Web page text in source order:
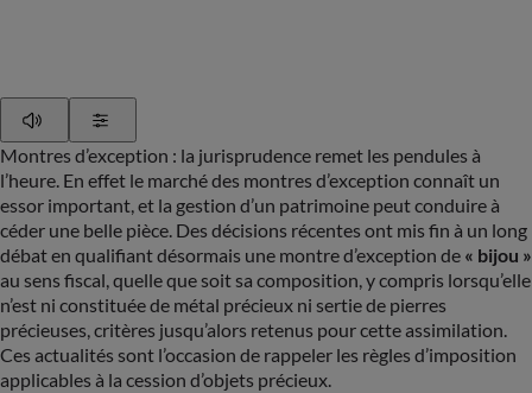
Montres d’exception : la jurisprudence remet les pendules à
l’heure. En effet le marché des montres d’exception connaît un
essor important, et la gestion d’un patrimoine peut conduire à
céder une belle pièce. Des décisions récentes ont mis fin à un long
débat en qualifiant désormais une montre d’exception de « bijou »
au sens fiscal, quelle que soit sa composition, y compris lorsqu’elle
n’est ni constituée de métal précieux ni sertie de pierres
précieuses, critères jusqu’alors retenus pour cette assimilation.
Ces actualités sont l’occasion de rappeler les règles d’imposition
applicables à la cession d’objets précieux.